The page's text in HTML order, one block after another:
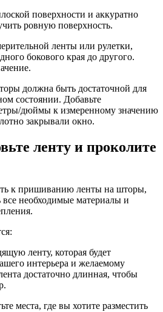
поверхности и аккуратно
ровную поверхность.
ленты или рулетки,
бокового края до другого.
должна быть достаточной для
состоянии. Добавьте
дюймы к измеренному значению
закрывали окно.
ленту и проколите
к пришиванию ленты на шторы,
необходимые материалы и
ленту, которая будет
интерьера и желаемому
достаточно длинная, чтобы
места, где вы хотите разместить